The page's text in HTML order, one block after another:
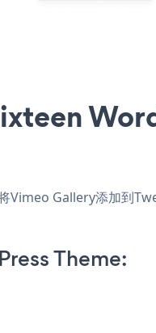
Gallery添加到
Theme: